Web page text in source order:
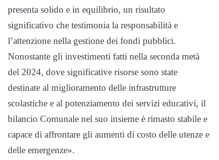
presenta solido e in equilibrio, un risultato
significativo che testimonia la responsabilità e
l’attenzione nella gestione dei fondi pubblici.
Nonostante gli investimenti fatti nella seconda metà
del 2024, dove significative risorse sono state
destinate al miglioramento delle infrastrutture
scolastiche e al potenziamento dei servizi educativi, il
bilancio Comunale nel suo insieme è rimasto stabile e
capace di affrontare gli aumenti di costo delle utenze e
delle emergenze».